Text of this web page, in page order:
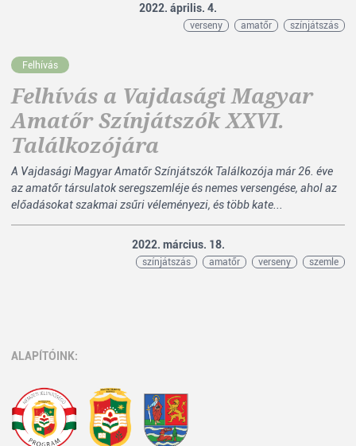
2022. április. 4.
verseny amatőr színjátszás
Felhívás
Felhívás a Vajdasági Magyar
Amatőr Színjátszók XXVI.
Találkozójára
A Vajdasági Magyar Amatőr Színjátszók Találkozója már 26. éve
az amatőr társulatok seregszemléje és nemes versengése, ahol az
előadásokat szakmai zsűri véleményezi, és több kate...
2022. március. 18.
színjátszás amatőr verseny szemle
ALAPÍTÓINK: